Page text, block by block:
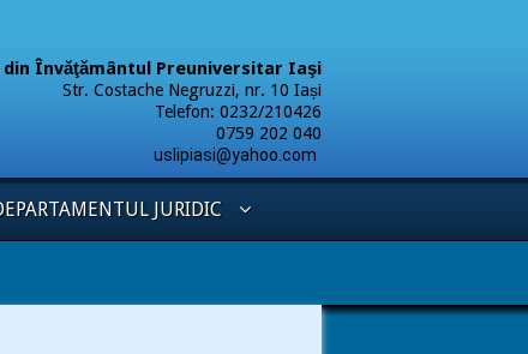
Învăţământul Preuniversitar Iaşi
Str. Costache Negruzzi, nr. 10 Iași
Telefon: 0232/210426
202 040
uslipiasi@yahoo.com
JURIDIC